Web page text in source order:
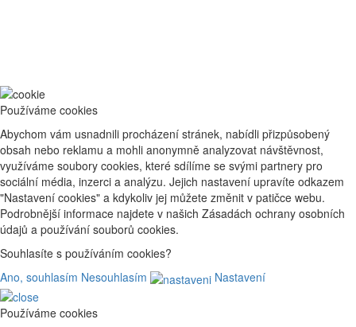
Používáme cookies
Abychom vám usnadnili procházení stránek, nabídli přizpůsobený
obsah nebo reklamu a mohli anonymně analyzovat návštěvnost,
využíváme soubory cookies, které sdílíme se svými partnery pro
sociální média, inzerci a analýzu. Jejich nastavení upravíte odkazem
"Nastavení cookies" a kdykoliv jej můžete změnit v patičce webu.
Podrobnější informace najdete v našich Zásadách ochrany osobních
údajů a používání souborů cookies.
Souhlasíte s používáním cookies?
Ano, souhlasím Nesouhlasím Nastavení
Používáme cookies